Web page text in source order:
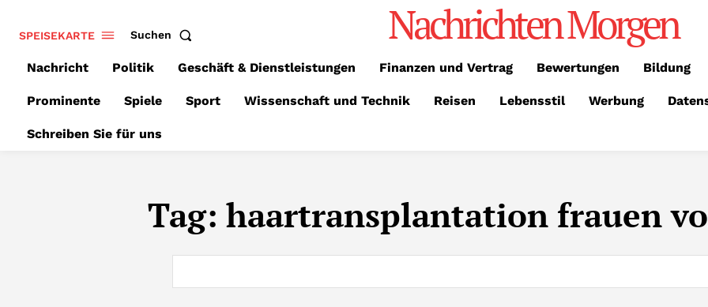
SPEISEKARTE Suchen Nachrichten Morgen
Nachricht Politik Geschäft & Dienstleistungen Finanzen und Vertrag Bewertungen Bildung
Prominente Spiele Sport Wissenschaft und Technik Reisen Lebensstil Werbung
Schreiben Sie für uns
Tag: haartransplantation frauen